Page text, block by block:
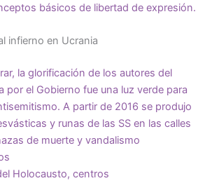
básicos de libertad de expresión.
infierno en Ucrania
la glorificación de los autores del
por el Gobierno fue una luz verde para
A partir de 2016 se produjo
y runas de las SS en las calles
de muerte y vandalismo
Holocausto, centros